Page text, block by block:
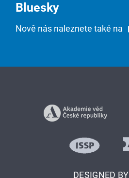
Bluesky
Nově nás naleznete také na
DESIGNED BY